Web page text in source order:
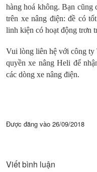
hàng hoá không. Bạn cũng
trên xe nâng điện: đề có
linh kiện có hoạt động trơn
Vui lòng liên hệ với công
quyền xe nâng Heli để
các dòng xe nâng điện.
Được đăng vào 26/09/2018
Viết bình luận